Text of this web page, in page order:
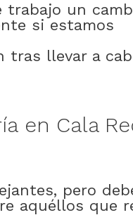
trabajo un
si estamos
tras llevar a
en Cala
, pero
aquéllos que